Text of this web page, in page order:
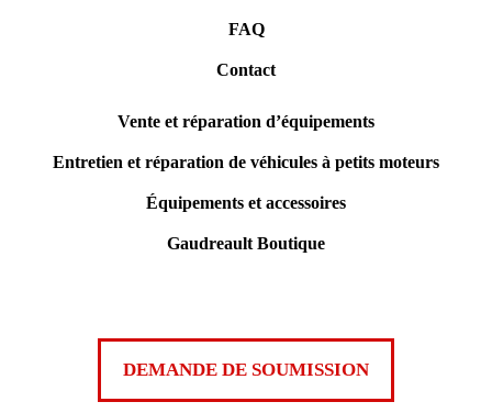
FAQ
Contact
Vente et réparation d’équipements
Entretien et réparation de véhicules à petits moteurs
Équipements et accessoires
Gaudreault Boutique
DEMANDE DE SOUMISSION